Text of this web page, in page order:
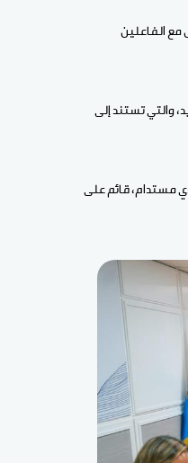
الفاعلين
انطلقت في 16 أبريل بالعاصمة مدريد، والتي تستند إلى
مستدام، قائم على